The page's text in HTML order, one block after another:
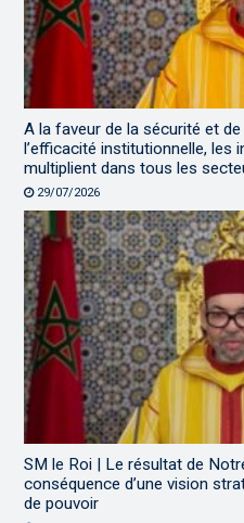
A la faveur de la sécurité et
l’efficacité institutionnelle, les
multiplient dans tous les
29/07/2026
SM le Roi | Le résultat de
conséquence d’une vision
de pouvoir